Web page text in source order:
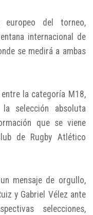
europeo del torneo,
internacional de
se medirá a ambas
la categoría M18,
selección absoluta
que se viene
de Rugby Atlético
mensaje de orgullo,
y Gabriel Vélez ante
selecciones,